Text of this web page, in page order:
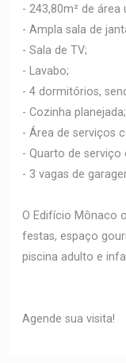
- 243,80m² de área
- Ampla sala de
- Sala de TV;
- Lavabo;
- 4 dormitórios,
- Cozinha planejada;
- Área de serviços
- Quarto de serviço
- 3 vagas de
O Edifício Mônaco
festas, espaço
piscina adulto e
Agende sua visita!